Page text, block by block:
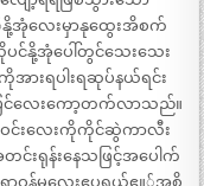
ေးမှာနုထွေးအိစက်
ပင်နို့အုံပေါ်တွင်သေးသေး
းရပါးရဆုပ်နယ်ရင်း
င်လေးကော့တက်လာသည်။
ဝင်းလေးကိုကိုင်ဆွဲကာလီး
ရုန်းနေသဖြင့်အပေါက်
ာဝန်မလေးဧပရယ်ဧ။်အစိ